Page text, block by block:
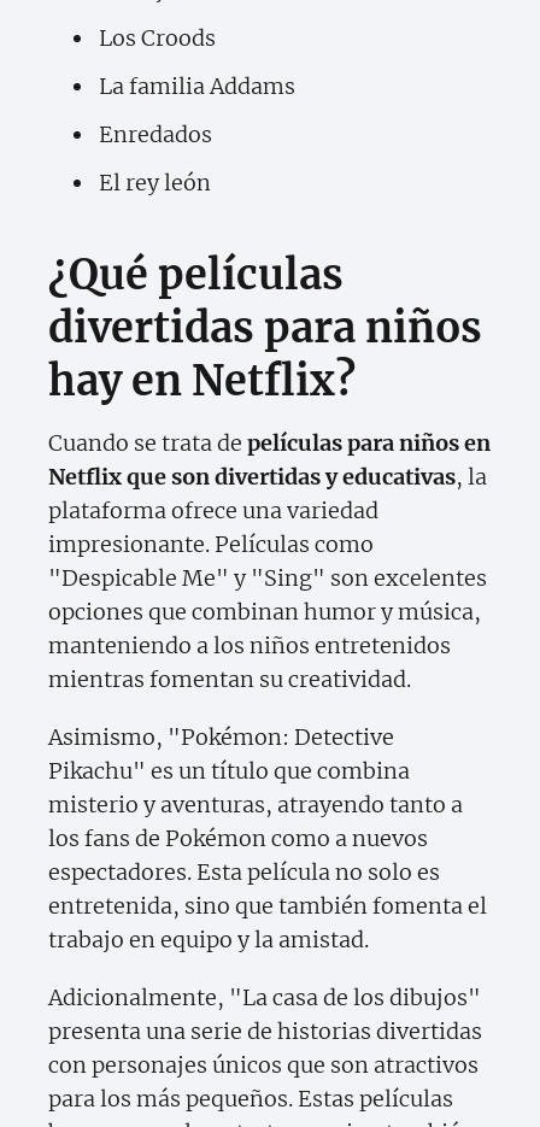
Los Croods
La familia Addams
Enredados
El rey león
¿Qué películas
divertidas para niños
hay en Netflix?
Cuando se trata de películas para niños en
Netflix que son divertidas y educativas, la
plataforma ofrece una variedad
impresionante. Películas como
"Despicable Me" y "Sing" son excelentes
opciones que combinan humor y música,
manteniendo a los niños entretenidos
mientras fomentan su creatividad.
Asimismo, "Pokémon: Detective
Pikachu" es un título que combina
misterio y aventuras, atrayendo tanto a
los fans de Pokémon como a nuevos
espectadores. Esta película no solo es
entretenida, sino que también fomenta el
trabajo en equipo y la amistad.
Adicionalmente, "La casa de los dibujos"
presenta una serie de historias divertidas
con personajes únicos que son atractivos
para los más pequeños. Estas películas